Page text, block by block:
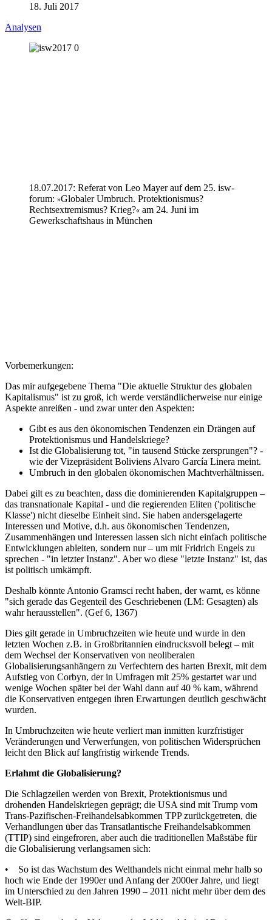
18. Juli 2017
Analysen
18.07.2017: Referat von Leo Mayer auf dem 25. isw-
forum: »Globaler Umbruch. Protektionismus?
Rechtsextremismus? Krieg?« am 24. Juni im
Gewerkschaftshaus in München
Vorbemerkungen:
Das mir aufgegebene Thema "Die aktuelle Struktur des globalen
Kapitalismus" ist zu groß, ich werde verständlicherweise nur einige
Aspekte anreißen - und zwar unter den Aspekten:
Gibt es aus den ökonomischen Tendenzen ein Drängen auf
Protektionismus und Handelskriege?
Ist die Globalisierung tot, "in tausend Stücke zersprungen"? -
wie der Vizepräsident Boliviens Alvaro García Linera meint.
Umbruch in den globalen ökonomischen Machtverhältnissen.
Dabei gilt es zu beachten, dass die dominierenden Kapitalgruppen –
das transnationale Kapital - und die regierenden Eliten ('politische
Klasse') nicht dieselbe Einheit sind. Sie haben andersgelagerte
Interessen und Motive, d.h. aus ökonomischen Tendenzen,
Zusammenhängen und Interessen lassen sich nicht einfach politische
Entwicklungen ableiten, sondern nur – um mit Fridrich Engels zu
sprechen - "in letzter Instanz". Aber wo diese "letzte Instanz" ist, das
ist politisch umkämpft.
Deshalb könnte Antonio Gramsci recht haben, der warnt, es könne
"sich gerade das Gegenteil des Geschriebenen (LM: Gesagten) als
wahr herausstellen". (Gef 6, 1367)
Dies gilt gerade in Umbruchzeiten wie heute und wurde in den
letzten Wochen z.B. in Großbritannien eindrucksvoll belegt – mit
dem Wechsel der Konservativen von neoliberalen
Globalisierungsanhängern zu Verfechtern des harten Brexit, mit dem
Aufstieg von Corbyn, der in Umfragen mit 25% gestartet war und
wenige Wochen später bei der Wahl dann auf 40 % kam, während
die Konservativen entgegen ihren Erwartungen deutlich geschwächt
wurden.
In Umbruchzeiten wie heute verliert man inmitten kurzfristiger
Veränderungen und Verwerfungen, von politischen Widersprüchen
leicht den Blick auf langfristig wirkende Trends.
Erlahmt die Globalisierung?
Die Schlagzeilen werden von Brexit, Protektionismus und
drohenden Handelskriegen geprägt; die USA sind mit Trump vom
Trans-Pazifischen-Freihandelsabkommen TPP zurückgetreten, die
Verhandlungen über das Transatlantische Freihandelsabkommen
(TTIP) sind eingefroren, aber auch die traditionellen Maßstäbe für
die Globalisierung verlangsamen sich:
• So ist das Wachstum des Welthandels nicht einmal mehr halb so
hoch wie Ende der 1990er und Anfang der 2000er Jahre, und liegt
im Unterschied zu den Jahren 1990 – 2011 nicht mehr über dem des
Welt-BIP.